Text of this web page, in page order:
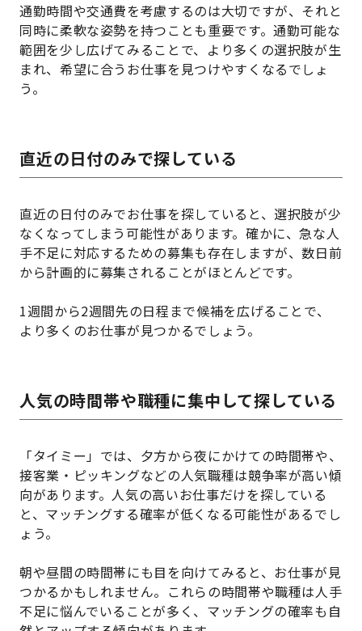
通勤時間や交通費を考慮するのは大切ですが、それと
同時に柔軟な姿勢を持つことも重要です。通勤可能な
範囲を少し広げてみることで、より多くの選択肢が生
まれ、希望に合うお仕事を見つけやすくなるでしょ
う。
直近の日付のみで探している
直近の日付のみでお仕事を探していると、選択肢が少
なくなってしまう可能性があります。確かに、急な人
手不足に対応するための募集も存在しますが、数日前
から計画的に募集されることがほとんどです。
1週間から2週間先の日程まで候補を広げることで、
より多くのお仕事が見つかるでしょう。
人気の時間帯や職種に集中して探している
「タイミー」では、夕方から夜にかけての時間帯や、
接客業・ピッキングなどの人気職種は競争率が高い傾
向があります。人気の高いお仕事だけを探している
と、マッチングする確率が低くなる可能性があるでし
ょう。
朝や昼間の時間帯にも目を向けてみると、お仕事が見
つかるかもしれません。これらの時間帯や職種は人手
不足に悩んでいることが多く、マッチングの確率も自